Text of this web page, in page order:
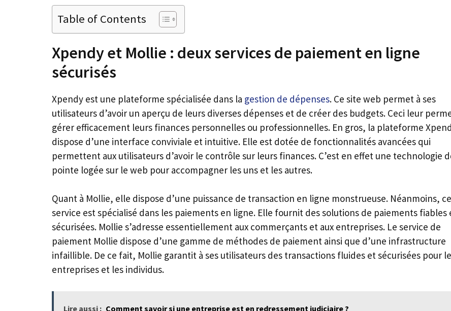
Table of Contents
Xpendy et Mollie : deux services de paiement en ligne
sécurisés
Xpendy est une plateforme spécialisée dans la gestion de dépenses. Ce site web permet à ses
utilisateurs d’avoir un aperçu de leurs diverses dépenses et de créer des budgets. Ceci leur
gérer efficacement leurs finances personnelles ou professionnelles. En gros, la plateforme
dispose d’une interface conviviale et intuitive. Elle est dotée de fonctionnalités avancées qui
permettent aux utilisateurs d’avoir le contrôle sur leurs finances. C’est en effet une technologie
pointe logée sur le web pour accompagner les uns et les autres.
Quant à Mollie, elle dispose d’une puissance de transaction en ligne monstrueuse. Néanmoins, ce
service est spécialisé dans les paiements en ligne. Elle fournit des solutions de paiements fiables
sécurisées. Mollie s’adresse essentiellement aux commerçants et aux entreprises. Le service de
paiement Mollie dispose d’une gamme de méthodes de paiement ainsi que d’une infrastructure
infaillible. De ce fait, Mollie garantit à ses utilisateurs des transactions fluides et sécurisées pour
entreprises et les individus.
Lire aussi : Comment savoir si une entreprise est en redressement judiciaire ?